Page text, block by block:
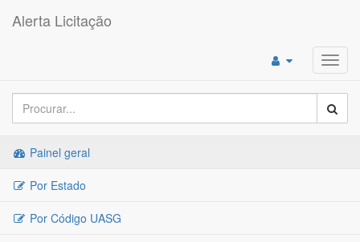
Alerta Licitação
Painel geral
Por Estado
Por Código UASG